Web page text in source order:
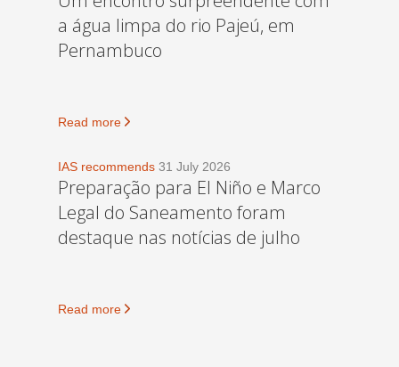
a água limpa do rio Pajeú, em
Pernambuco
Read more
IAS recommends 31 July 2026
Preparação para El Niño e Marco
Legal do Saneamento foram
destaque nas notícias de julho
Read more